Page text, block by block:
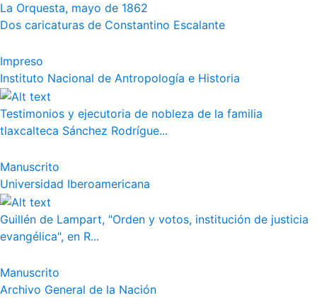
La Orquesta, mayo de 1862
Dos caricaturas de Constantino Escalante
Impreso
Instituto Nacional de Antropología e Historia
Testimonios y ejecutoria de nobleza de la familia
tlaxcalteca Sánchez Rodrígue...
Manuscrito
Universidad Iberoamericana
Guillén de Lampart, "Orden y votos, institución de justicia
evangélica", en R...
Manuscrito
Archivo General de la Nación